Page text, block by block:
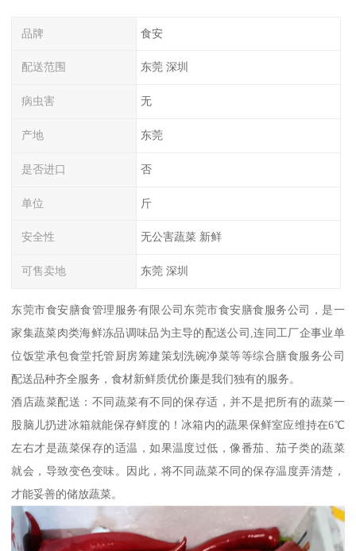
品牌 食安
配送范围 东莞 深圳
病虫害 无
产地 东莞
是否进口 否
单位 斤
安全性 无公害蔬菜 新鲜
可售卖地 东莞 深圳
东莞市食安膳食管理服务有限公司东莞市食安膳食服务公司，是一
家集蔬菜肉类海鲜冻品调味品为主导的配送公司,连同工厂企事业单
位饭堂承包食堂托管厨房筹建策划洗碗净菜等等综合膳食服务公司
配送品种齐全服务，食材新鲜质优价廉是我们独有的服务。
酒店蔬菜配送：不同蔬菜有不同的保存适，并不是把所有的蔬菜一
股脑儿扔进冰箱就能保存鲜度的！冰箱内的蔬果保鲜室应维持在6℃
左右才是蔬菜保存的适温，如果温度过低，像番茄、茄子类的蔬菜
就会，导致变色变味。因此，将不同蔬菜不同的保存温度弄清楚，
才能妥善的储放蔬菜。